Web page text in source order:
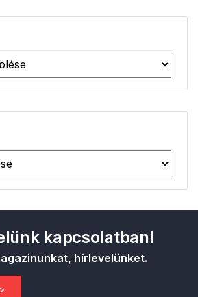
kapcsolatban!
hírlevelünket.